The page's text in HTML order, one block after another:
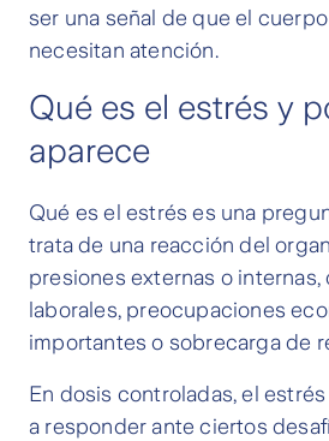
ser una señal de que el
necesitan atención.
Qué es el estrés y
aparece
Qué es el estrés es una
trata de una reacción del
presiones externas o internas,
laborales, preocupaciones
importantes o sobrecarga de
En dosis controladas, el
a responder ante ciertos